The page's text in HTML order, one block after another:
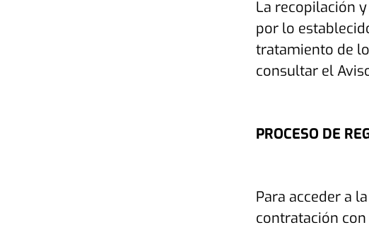
La recopilación
por lo
tratamiento de
consultar el
PROCESO DE
Para acceder a
contratación